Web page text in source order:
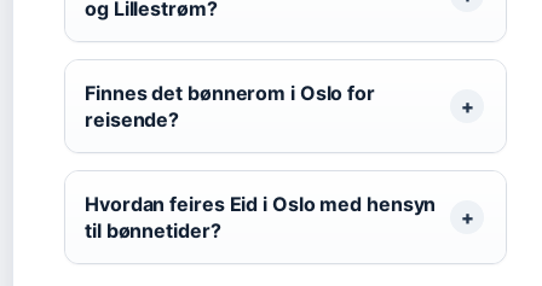
og Lillestrøm?
Finnes det bønnerom i Oslo for
reisende?
Hvordan feires Eid i Oslo med hensyn
til bønnetider?